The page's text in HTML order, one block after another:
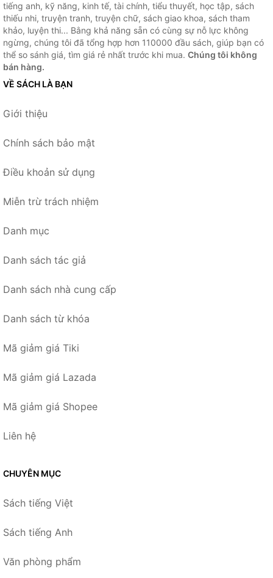
tiếng anh, kỹ năng, kinh tế, tài chính, tiểu thuyết, học tập, sách
thiếu nhi, truyện tranh, truyện chữ, sách giao khoa, sách tham
khảo, luyện thi... Bằng khả năng sẵn có cùng sự nỗ lực không
ngừng, chúng tôi đã tổng hợp hơn 110000 đầu sách, giúp bạn có
thể so sánh giá, tìm giá rẻ nhất trước khi mua. Chúng tôi không
bán hàng.
VỀ SÁCH LÀ BẠN
Giới thiệu
Chính sách bảo mật
Điều khoản sử dụng
Miễn trừ trách nhiệm
Danh mục
Danh sách tác giả
Danh sách nhà cung cấp
Danh sách từ khóa
Mã giảm giá Tiki
Mã giảm giá Lazada
Mã giảm giá Shopee
Liên hệ
CHUYÊN MỤC
Sách tiếng Việt
Sách tiếng Anh
Văn phòng phẩm